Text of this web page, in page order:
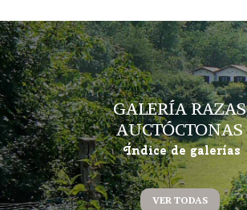
GALERÍA RAZAS
AUCTÓCTONAS
Índice de galerías
VER TODAS